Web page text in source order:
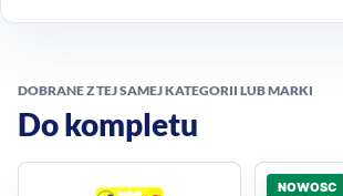
DOBRANE Z TEJ SAMEJ KATEGORII LUB MARKI
Do kompletu
NOWOSC